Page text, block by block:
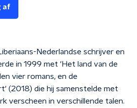
af
Nederlandse schrijver en
in 1999 met 'Het land van de
vier romans, en de
(2018) die hij samenstelde met
verscheen in verschillende talen.